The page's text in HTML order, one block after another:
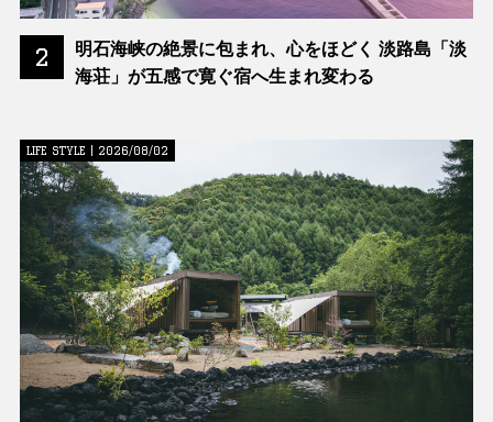
2
明石海峡の絶景に包まれ、心をほどく 淡路島「淡
海荘」が五感で寛ぐ宿へ生まれ変わる
LIFE STYLE | 2026/08/02